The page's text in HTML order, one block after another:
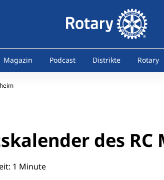
Magazin Podcast Distrikte Rotary
des RC
1 Minute